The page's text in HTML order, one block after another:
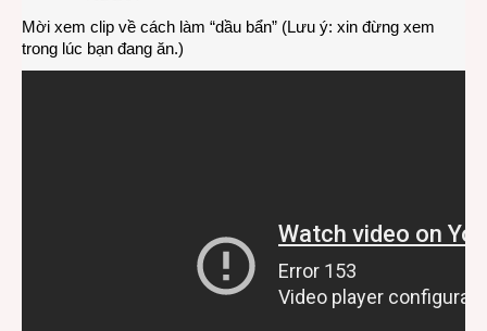
Mời xem clip về cách làm “dầu bẩn” (Lưu ý: xin đừng xem
trong lúc bạn đang ăn.)